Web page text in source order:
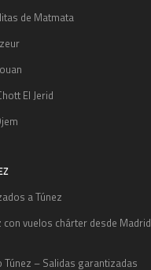
de Matmata
El Jerid
a Túnez
con vuelos chárter desde Madrid
Túnez – Salidas garantizadas